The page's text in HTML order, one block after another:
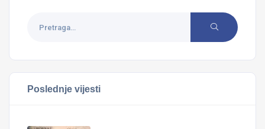
Poslednje vijesti